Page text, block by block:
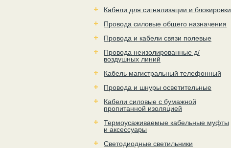
Кабели для сигнализации и блокировки
Провода силовые общего назначения
Провода и кабели связи полевые
Провода неизолированные д/
воздушных линий
Кабель магистральный телефонный
Провода и шнуры осветительные
Кабели силовые с бумажной
пропитанной изоляцией
Термоусаживаемые кабельные муфты
и аксессуары
Светодиодные светильники